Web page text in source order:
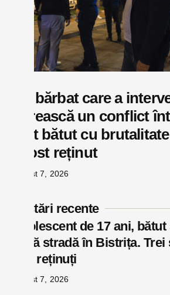
Un bărbat care a
oprească un conflict
fost bătut cu
a fost reținut
august 7, 2026
Postări recente
Adolescent de 17 ani,
plină stradă în Bistrița.
fost reținuți
august 7, 2026